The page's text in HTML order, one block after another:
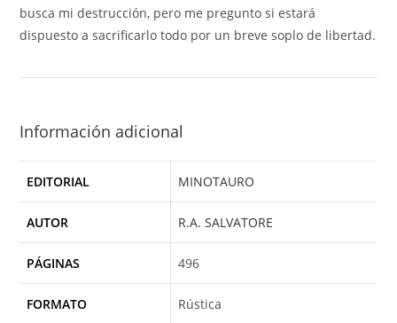
busca mi destrucción, pero me pregunto si estará
dispuesto a sacrificarlo todo por un breve soplo de libertad.
Información adicional
EDITORIAL MINOTAURO
AUTOR R.A. SALVATORE
PÁGINAS 496
FORMATO Rústica